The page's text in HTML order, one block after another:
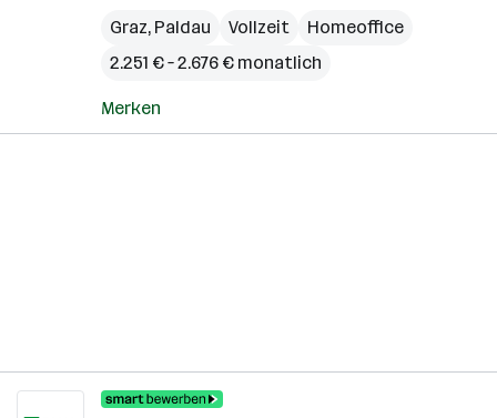
Graz, Paldau Vollzeit
Homeoffice
2.251 € – 2.676 € monatlich
Merken